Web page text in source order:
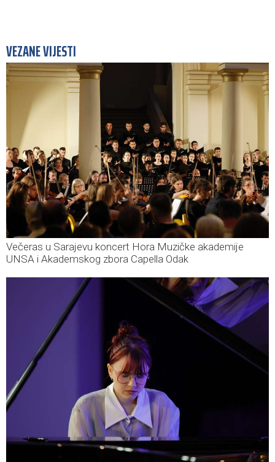
VEZANE VIJESTI
Večeras u Sarajevu koncert Hora Muzičke akademije
UNSA i Akademskog zbora Capella Odak